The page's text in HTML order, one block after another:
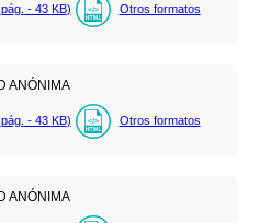
pág. - 43 KB) Otros formatos
ANÓNIMA
pág. - 43 KB) Otros formatos
ANÓNIMA